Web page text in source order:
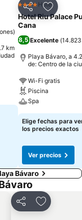
a favoritos
)
km
CompartirAgregar
4 EstrellasHotel
Hotel Riu Palace
Cana
8,5 Excelente (
Playa Bávaro, a
de: Centro de la
Wi-Fi gratis
Piscina
Spa
Elige fechas para
los precios exactos
Ver precios
Bávaro
CompartirAgregar a